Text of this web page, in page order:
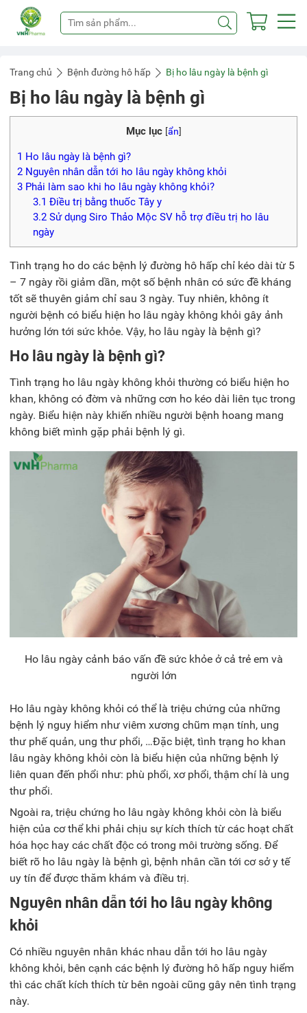
Trang chủ Bệnh đường hô hấp Bị ho lâu ngày là bệnh gì
Bị ho lâu ngày là bệnh gì
Mục lục [ẩn]
1 Ho lâu ngày là bệnh gì?
2 Nguyên nhân dẫn tới ho lâu ngày không khỏi
3 Phải làm sao khi ho lâu ngày không khỏi?
3.1 Điều trị bằng thuốc Tây y
3.2Sử dụng Siro Thảo Mộc SV hỗ trợ điều trị ho lâu
ngày
Tình trạng ho do các bệnh lý đường hô hấp chỉ kéo dài từ 5
– 7 ngày rồi giảm dần, một số bệnh nhân có sức đề kháng
tốt sẽ thuyên giảm chỉ sau 3 ngày. Tuy nhiên, không ít
người bệnh có biểu hiện ho lâu ngày không khỏi gây ảnh
hưởng lớn tới sức khỏe. Vậy, ho lâu ngày là bệnh gì?
Ho lâu ngày là bệnh gì?
Tình trạng ho lâu ngày không khỏi thường có biểu hiện ho
khan, không có đờm và những cơn ho kéo dài liên tục trong
ngày. Biểu hiện này khiến nhiều người bệnh hoang mang
không biết mình gặp phải bệnh lý gì.
Ho lâu ngày cảnh báo vấn đề sức khỏe ở cả trẻ em và
người lớn
Ho lâu ngày không khỏi có thể là triệu chứng của những
bệnh lý nguy hiểm như viêm xương chũm mạn tính, ung
thư phế quản, ung thư phổi, …Đặc biệt, tình trạng ho khan
lâu ngày không khỏi còn là biểu hiện của những bệnh lý
liên quan đến phổi như: phù phổi, xơ phổi, thậm chí là ung
thư phổi.
Ngoài ra, triệu chứng ho lâu ngày không khỏi còn là biểu
hiện của cơ thể khi phải chịu sự kích thích từ các hoạt chất
hóa học hay các chất độc có trong môi trường sống. Để
biết rõ ho lâu ngày là bệnh gì, bệnh nhân cần tới cơ sở y tế
uy tín để được thăm khám và điều trị.
Nguyên nhân dẫn tới ho lâu ngày không
khỏi
Có nhiều nguyên nhân khác nhau dẫn tới ho lâu ngày
không khỏi, bên cạnh các bệnh lý đường hô hấp nguy hiểm
thì các chất kích thích từ bên ngoài cũng gây nên tình trạng
này.